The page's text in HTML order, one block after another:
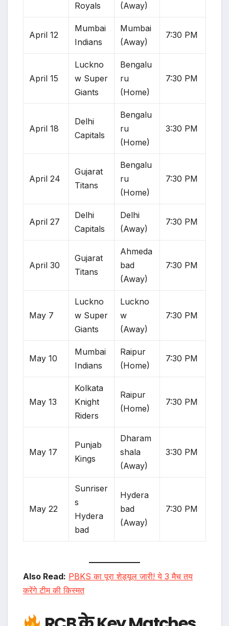
Royals
(Away)
April 12
Mumbai
Indians
Mumbai
(Away)
7:30 PM
April 15
Luckno
w Super
Giants
Bengalu
ru
(Home)
7:30 PM
April 18
Delhi
Capitals
Bengalu
ru
(Home)
3:30 PM
April 24
Gujarat
Titans
Bengalu
ru
(Home)
7:30 PM
April 27
Delhi
Capitals
Delhi
(Away)
7:30 PM
April 30
Gujarat
Titans
Ahmeda
bad
(Away)
7:30 PM
May 7
Luckno
w Super
Giants
Luckno
w
(Away)
7:30 PM
May 10
Mumbai
Indians
Raipur
(Home)
7:30 PM
May 13
Kolkata
Knight
Riders
Raipur
(Home)
7:30 PM
May 17
Punjab
Kings
Dharam
shala
(Away)
3:30 PM
May 22
Sunriser
s
Hydera
bad
Hydera
bad
(Away)
7:30 PM
Also Read: PBKS का पूरा शेड्यूल जारी! ये 3 मैच तय
करेंगे टीम की किस्मत